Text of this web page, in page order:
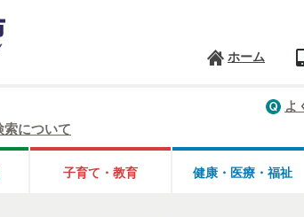
ホーム
よ
索について
子育て・教育 健康・医療・ 福祉